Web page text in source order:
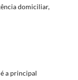
domiciliar,
a principal